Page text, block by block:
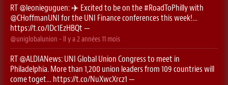
RT @leonieguguen: ✈️ Excited to be on the#RoadToPhillywith
@CHoffmanUNI for the UNI Finance conferences this week!…
https://t.co/IDc1EzHBQt —
@uniglobalunion - Il y a 2 années 11 mois
RT @ALDIANews: UNI Global Union Congress to meet in
Philadelphia. More than 1,200 union leaders from 109 countries will
come toget… https://t.co/NuXwcXrcz1 —